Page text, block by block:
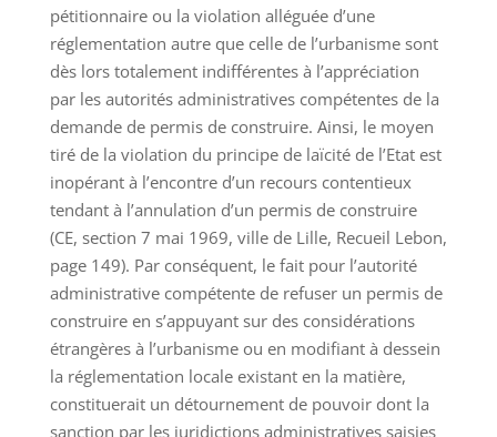
pétitionnaire ou la violation alléguée d’une
réglementation autre que celle de l’urbanisme sont
dès lors totalement indifférentes à l’appréciation
par les autorités administratives compétentes de la
demande de permis de construire. Ainsi, le moyen
tiré de la violation du principe de laïcité de l’Etat est
inopérant à l’encontre d’un recours contentieux
tendant à l’annulation d’un permis de construire
(CE, section 7 mai 1969, ville de Lille, Recueil Lebon,
page 149). Par conséquent, le fait pour l’autorité
administrative compétente de refuser un permis de
construire en s’appuyant sur des considérations
étrangères à l’urbanisme ou en modifiant à dessein
la réglementation locale existant en la matière,
constituerait un détournement de pouvoir dont la
sanction par les juridictions administratives saisies